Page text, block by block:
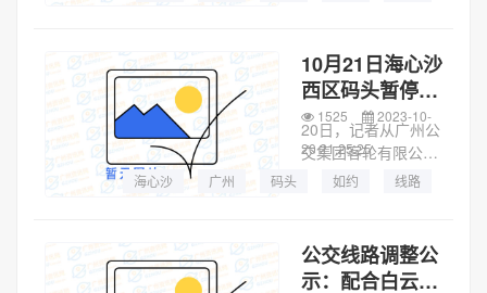
象水文情况进行了会
商。预计20-21日，
受冷空气影响，广州
维持阴雨...
10月21日海心沙
西区码头暂停营
运，相关水上公
交临时调整
20日，记者从广州公
交集团客轮有限公司
了解到，为配合海心
头于2023年10月21
日暂停营运，相关水
上公交线路航班进行
1525
2023-10-
20 21:25:25
海心沙
广州 码头 如约 线路
公交线路调整公
示：配合白云站